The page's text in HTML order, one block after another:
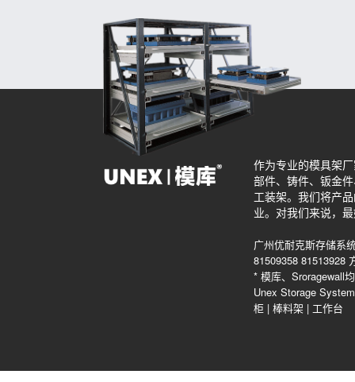
作为专业的模具架
部件、铸件、钣金
工装架。我们将产
业。对我们来说，
广州优耐克斯存储系
81509358 81513928
* 模库、Sroragewall
Unex Storage
柜 | 棒料架 | 工作台